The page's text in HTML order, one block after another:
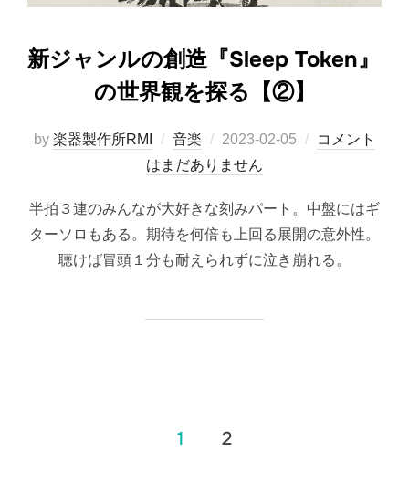
新ジャンルの創造『Sleep Token』
の世界観を探る【②】
by 楽器製作所RMI 音楽
投
稿
2023-02-05
コメント
はまだありません
半拍３連のみんなが大好きな刻みパート。中盤にはギ
ターソロもある。期待を何倍も上回る展開の意外性。
聴けば冒頭１分も耐えられずに泣き崩れる。
1 2